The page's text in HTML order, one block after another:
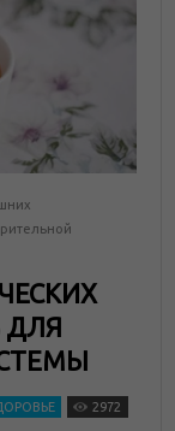
ДЛЯ
2972